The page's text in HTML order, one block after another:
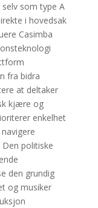
som type A
i hovedsak
Casimba
fra bidra
at deltaker
kjære og
enkelhet
politiske
den grundig
og musiker